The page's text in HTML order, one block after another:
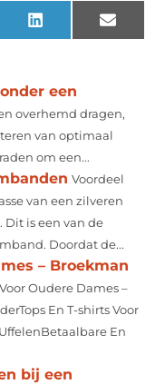
LinkedIn Email
een
overhemd dragen,
van optimaal
om een...
Voordeel
van een zilveren
is een van de
Doordat de...
– Broekman
Oudere Dames –
En T-shirts Voor
En
bij een